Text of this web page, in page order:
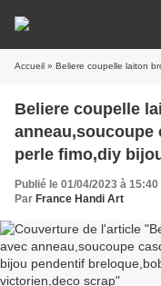
Accueil » Beliere coupelle laiton bronze dia 8.5mm avec
Beliere coupelle
anneau,soucoupe
perle fimo,diy
boho
scrap
Publié le 01/04/2023 à 15:40
Par France Handi Art